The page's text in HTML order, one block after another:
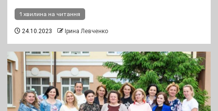
1 хвилина на читання
24.10.2023 Ірина Левченко